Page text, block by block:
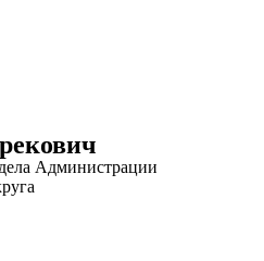
Администрации